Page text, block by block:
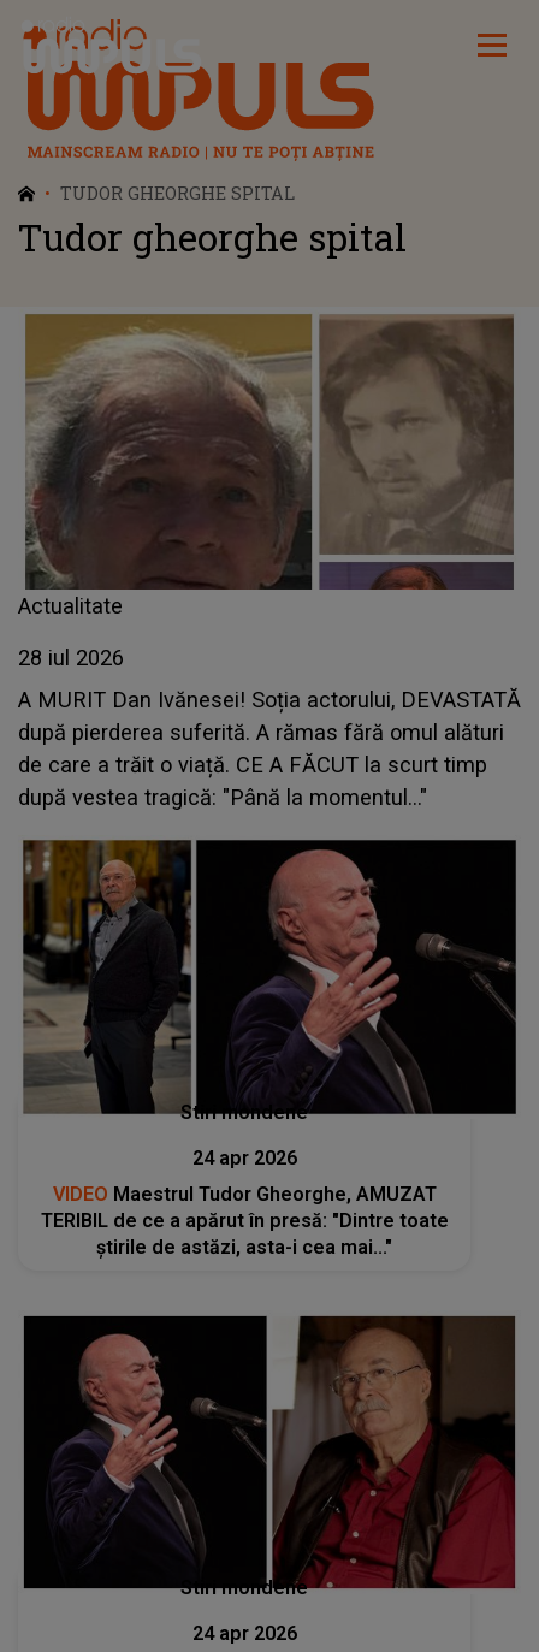
Radio Impuls
TUDOR GHEORGHE SPITAL
Tudor gheorghe spital
Actualitate
28 iul 2026
A MURIT Dan Ivănesei! Soția actorului, DEVASTATĂ
după pierderea suferită. A rămas fără omul alături
de care a trăit o viață. CE A FĂCUT la scurt timp
după vestea tragică: "Până la momentul..."
Stiri mondene
24 apr 2026
VIDEO Maestrul Tudor Gheorghe, AMUZAT
TERIBIL de ce a apărut în presă: "Dintre toate
știrile de astăzi, asta-i cea mai..."
Stiri mondene
24 apr 2026